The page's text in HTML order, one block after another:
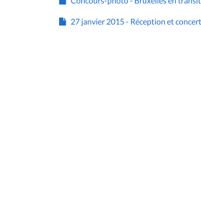
27 janvier 2015 - Réception et